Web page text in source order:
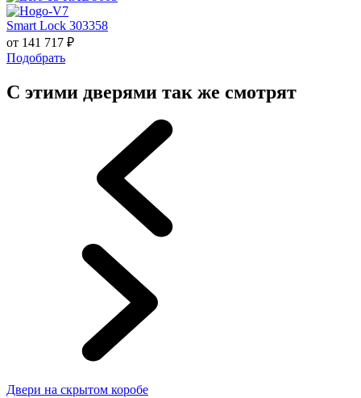
Smart Lock 303358
от 141 717 ₽
Подобрать
С этими дверями так же смотрят
Двери на скрытом коробе